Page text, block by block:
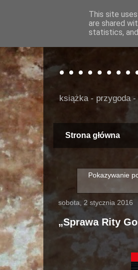
książka - przygoda
Strona główna
Pokazywanie
sobota, 2 stycznia 2016
„Sprawa Rity
This site
are shared
statistics,